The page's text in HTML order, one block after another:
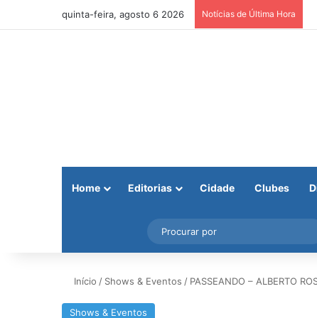
quinta-feira, agosto 6 2026 Notícias de Última Hora
Home Editorias Cidade Clubes
Instagram
Barra Lateral
Início / Shows & Eventos / PASSEANDO – ALBERTO
Shows & Eventos